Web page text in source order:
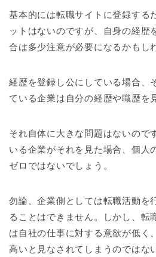
基本的には転職サイトに登録する
ットはないのですが、自身の経歴
合は多少注意が必要になるかもし
経歴を登録し公にしている場合、
ている企業は自分の経歴や職歴を
それ自体に大きな問題はないので
いる企業がそれを見た場合、個人
ゼロではないでしょう。
勿論、企業側としては転職活動を
ることはできません。しかし、転
は自社の仕事に対する意欲が低く
高いと見なされてしまうのではな